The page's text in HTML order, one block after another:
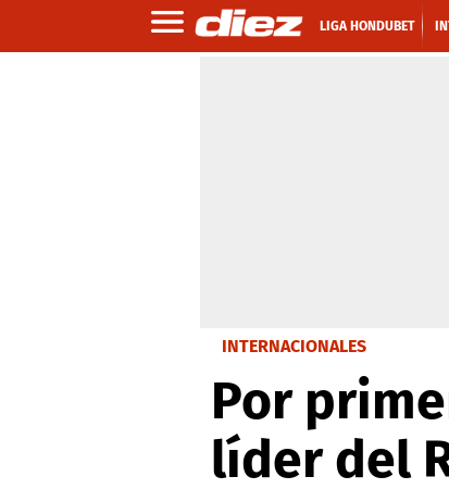
LIGA HONDUBET
INTERNACIONALES
Por
líder del